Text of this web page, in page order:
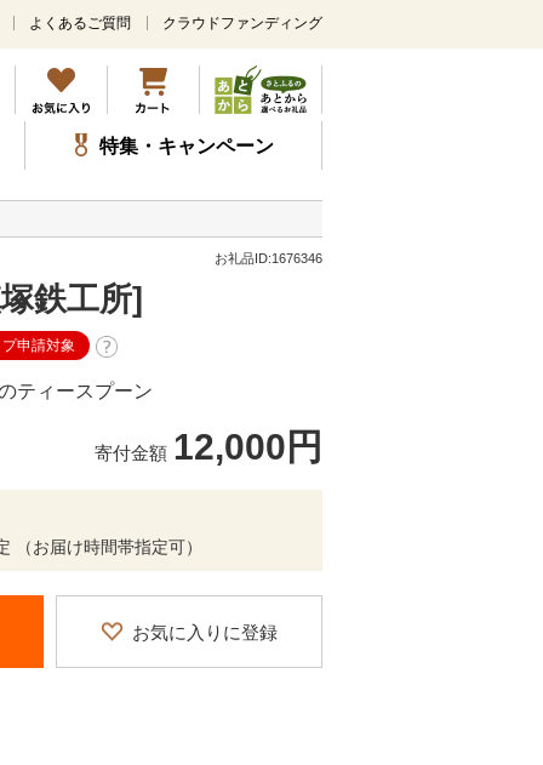
メ
ン
コ
ン
テ
ツ
ッ
よくあるご質問 クラウドファンディング
特集・キャンペーン
お礼品ID:1676346
鉄工所]
申請対象
ティースプーン
寄付金額 12,000円
（お届け時間帯指定可）
お気に入りに登録